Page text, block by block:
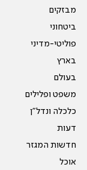
מבזקים
ביטחוני
פוליטי-מדיני
בארץ
בעולם
משפט ופלילים
כלכלה ונדל"ן
דעות
חדשות המגזר
אוכל